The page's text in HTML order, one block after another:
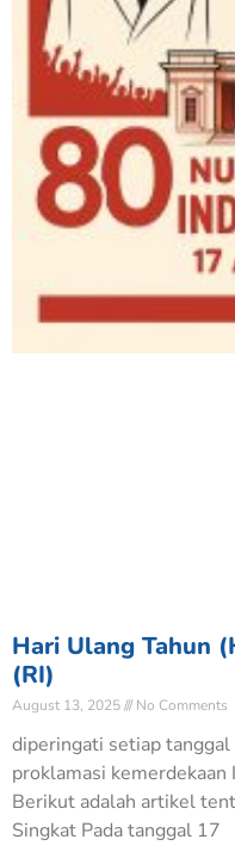
Hari Ulang Tahun
(RI)
August 13, 2025 No Comments
diperingati setiap
proklamasi
Berikut adalah artikel
Singkat Pada tanggal 17